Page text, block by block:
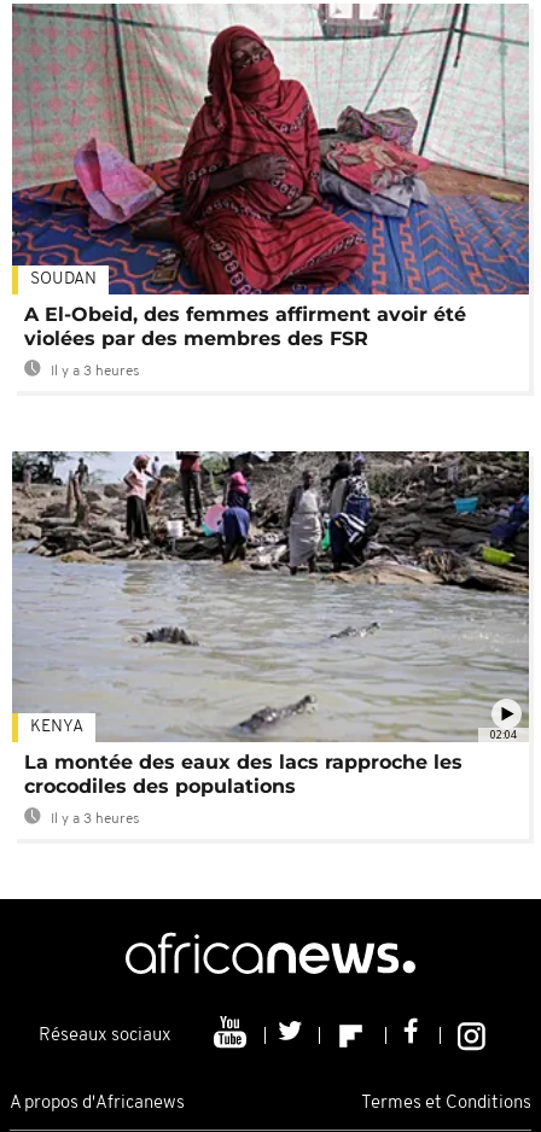
SOUDAN
A El-Obeid, des femmes affirment avoir été
violées par des membres des FSR
Il y a 3 heures
02:04
KENYA
La montée des eaux des lacs rapproche les
crocodiles des populations
Il y a 3 heures
Réseaux sociaux
A propos d'Africanews Termes et Conditions